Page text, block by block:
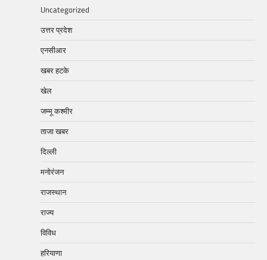
Uncategorized
उत्तर प्रदेश
एनसीआर
खबर हटके
खेल
जम्मू कश्मीर
ताजा खबर
दिल्ली
मनोरंजन
राजस्थान
राज्य
विविध
हरियाणा